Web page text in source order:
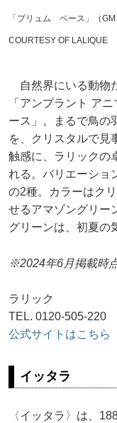
「プリュム ベース」（
COURTESY OF LALIQUE
自然界にいる動物
「アンプラント ア
ース」。まるで鳥の
を、クリスタルで見
触感に、ラリックの
れる。バリエーショ
の2種。カラーはク
せるアマゾングリー
グリーンは、初夏の
※2024年6月掲載時
ラリック
TEL. 0120-505-220
公式サイトはこちら
イッタラ
〈イッタラ〉は、